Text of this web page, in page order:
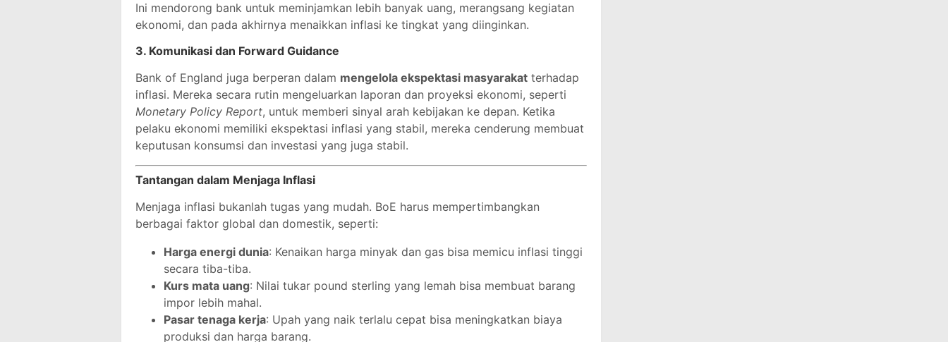
Ini mendorong bank untuk meminjamkan lebih banyak uang, merangsang kegiatan
ekonomi, dan pada akhirnya menaikkan inflasi ke tingkat yang diinginkan.
3. Komunikasi dan Forward Guidance
Bank of England juga berperan dalam mengelola ekspektasi masyarakat terhadap
inflasi. Mereka secara rutin mengeluarkan laporan dan proyeksi ekonomi, seperti
Monetary Policy Report, untuk memberi sinyal arah kebijakan ke depan. Ketika
pelaku ekonomi memiliki ekspektasi inflasi yang stabil, mereka cenderung membuat
keputusan konsumsi dan investasi yang juga stabil.
Tantangan dalam Menjaga Inflasi
Menjaga inflasi bukanlah tugas yang mudah. BoE harus mempertimbangkan
berbagai faktor global dan domestik, seperti:
Harga energi dunia: Kenaikan harga minyak dan gas bisa memicu inflasi tinggi
secara tiba-tiba.
Kurs mata uang: Nilai tukar pound sterling yang lemah bisa membuat barang
impor lebih mahal.
Pasar tenaga kerja: Upah yang naik terlalu cepat bisa meningkatkan biaya
produksi dan harga barang.